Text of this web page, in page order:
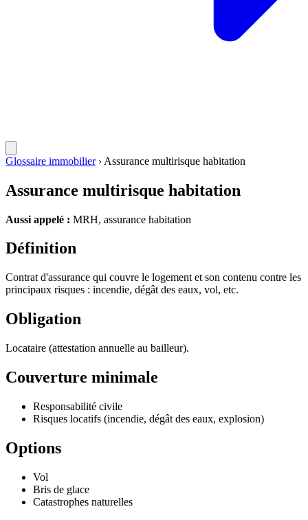
Glossaire immobilier› Assurance multirisque habitation
Assurance multirisque habitation
Aussi appelé : MRH, assurance habitation
Définition
Contrat d'assurance qui couvre le logement et son contenu contre les
principaux risques : incendie, dégât des eaux, vol, etc.
Obligation
Locataire (attestation annuelle au bailleur).
Couverture minimale
Responsabilité civile
Risques locatifs (incendie, dégât des eaux, explosion)
Options
Vol
Bris de glace
Catastrophes naturelles